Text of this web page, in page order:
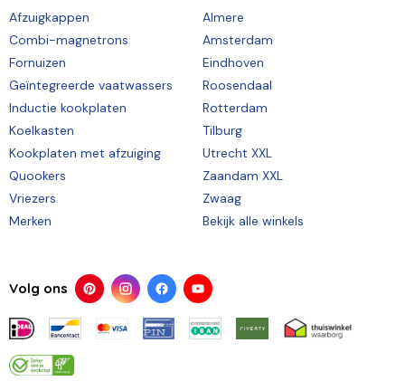
Afzuigkappen
Combi-magnetrons
Fornuizen
Geïntegreerde vaatwassers
Inductie kookplaten
Koelkasten
Kookplaten met afzuiging
Quookers
Vriezers
Merken
Almere
Amsterdam
Eindhoven
Roosendaal
Rotterdam
Tilburg
Utrecht XXL
Zaandam XXL
Zwaag
Bekijk alle winkels
Volg ons